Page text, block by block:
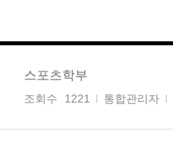
스포츠학부
조회수 1221 통합관리자